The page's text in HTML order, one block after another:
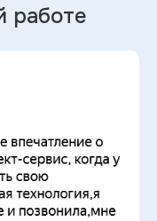
работе